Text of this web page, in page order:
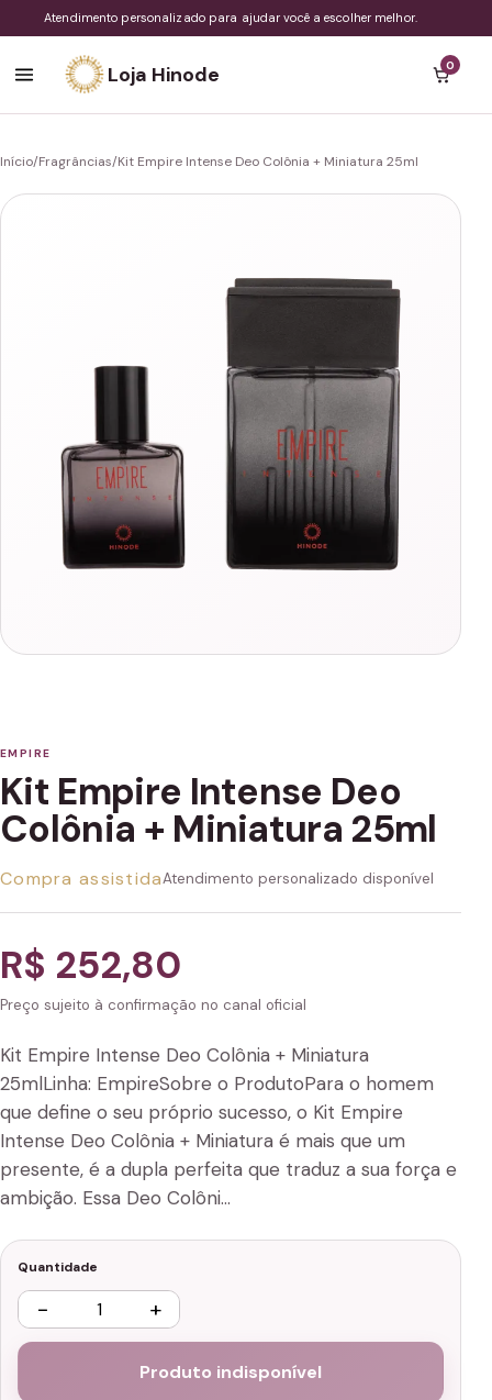
Atendimento personalizado para ajudar você a escolher melhor.
Loja Hinode 0
Início/Fragrâncias/Kit Empire Intense Deo Colônia + Miniatura 25ml
EMPIRE
Kit Empire Intense Deo
Colônia + Miniatura 25ml
Compra assistidaAtendimento personalizado disponível
R$ 252,80
Preço sujeito à confirmação no canal oficial
Kit Empire Intense Deo Colônia + Miniatura
25mlLinha: EmpireSobre o ProdutoPara o homem
que define o seu próprio sucesso, o Kit Empire
Intense Deo Colônia + Miniatura é mais que um
presente, é a dupla perfeita que traduz a sua força e
ambição. Essa Deo Colôni…
Quantidade
− +
Produto indisponível